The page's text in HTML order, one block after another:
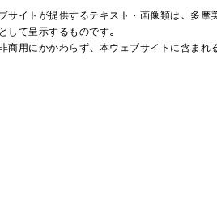
サイトが提供するテキスト・画像類は、多
して呈示するものです。
商用にかかわらず、本ウェブサイトに含ま